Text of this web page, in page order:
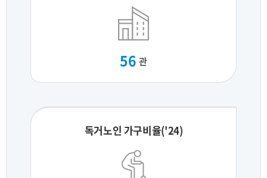
56 관
독거노인 가구비율('24)